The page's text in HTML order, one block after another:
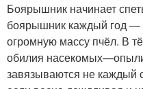
Боярышник начинает
боярышник каждый год —
огромную массу пчёл. В
обилия
завязываются не каждый